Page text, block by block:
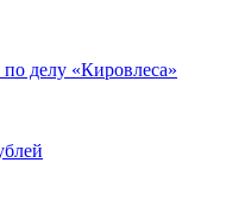
делу «Кировлеса»